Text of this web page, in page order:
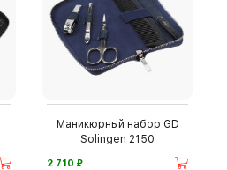
Маникюрный набор GD
Solingen 2150
2 710 ⃏